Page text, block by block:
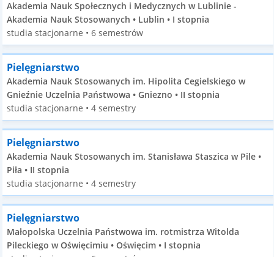
Akademia Nauk Społecznych i Medycznych w Lublinie -
Akademia Nauk Stosowanych • Lublin • I stopnia
studia stacjonarne • 6 semestrów
Pielęgniarstwo
Akademia Nauk Stosowanych im. Hipolita Cegielskiego w
Gnieźnie Uczelnia Państwowa • Gniezno • II stopnia
studia stacjonarne • 4 semestry
Pielęgniarstwo
Akademia Nauk Stosowanych im. Stanisława Staszica w Pile •
Piła • II stopnia
studia stacjonarne • 4 semestry
Pielęgniarstwo
Małopolska Uczelnia Państwowa im. rotmistrza Witolda
Pileckiego w Oświęcimiu • Oświęcim • I stopnia